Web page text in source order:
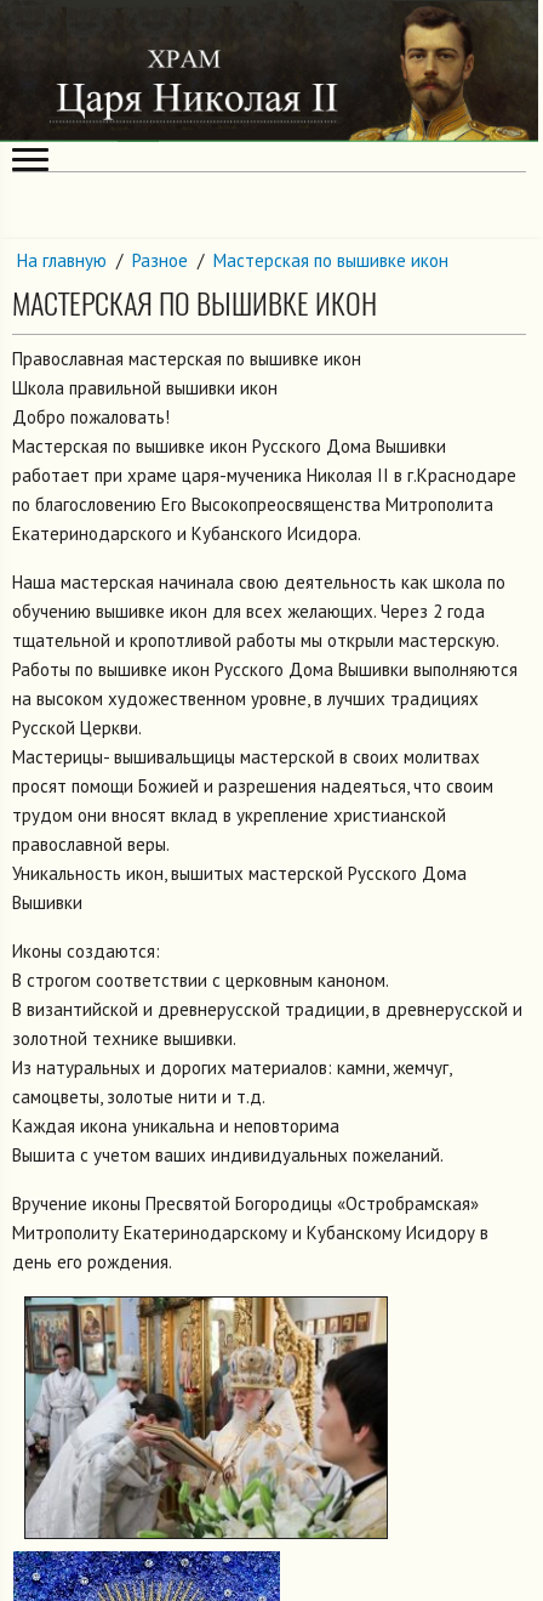
На главную / Разное / Мастерская по вышивке икон
МАСТЕРСКАЯ ПО ВЫШИВКЕ ИКОН
Православная мастерская по вышивке икон
Школа правильной вышивки икон
Добро пожаловать!
Мастерская по вышивке икон Русского Дома Вышивки
работает при храме царя-мученика Николая II в г.Краснодаре
по благословению Его Высокопреосвященства Митрополита
Екатеринодарского и Кубанского Исидора.
Наша мастерская начинала свою деятельность как школа по
обучению вышивке икон для всех желающих. Через 2 года
тщательной и кропотливой работы мы открыли мастерскую.
Работы по вышивке икон Русского Дома Вышивки выполняются
на высоком художественном уровне, в лучших традициях
Русской Церкви.
Мастерицы- вышивальщицы мастерской в своих молитвах
просят помощи Божией и разрешения надеяться, что своим
трудом они вносят вклад в укрепление христианской
православной веры.
Уникальность икон, вышитых мастерской Русского Дома
Вышивки
Иконы создаются:
В строгом соответствии с церковным каноном.
В византийской и древнерусской традиции, в древнерусской и
золотной технике вышивки.
Из натуральных и дорогих материалов: камни, жемчуг,
самоцветы, золотые нити и т.д.
Каждая икона уникальна и неповторима
Вышита с учетом ваших индивидуальных пожеланий.
Вручение иконы Пресвятой Богородицы «Остробрамская»
Митрополиту Екатеринодарскому и Кубанскому Исидору в
день его рождения.